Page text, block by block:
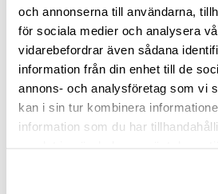
och annonserna till användarna,
för sociala medier och analysera
vidarebefordrar även sådana
information från din enhet till de
annons- och analysföretag som vi
kan i sin tur kombinera
information som du har
695,00
Rensa val
st